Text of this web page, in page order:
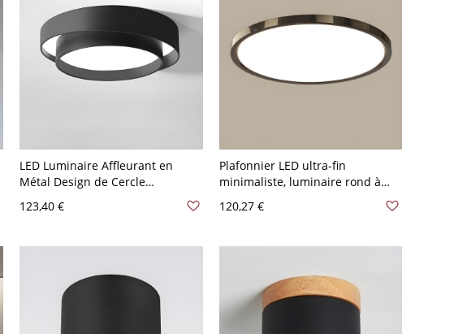
LED Luminaire Affleurant en
Métal Design de Cercle
Salon - Noir 110 V-120 V 40,64 cm
123,40 €
Plafonnier LED ultra-fin
minimaliste, luminaire rond à
électroplaquée - Blanc Noir 30,48
120,27 €